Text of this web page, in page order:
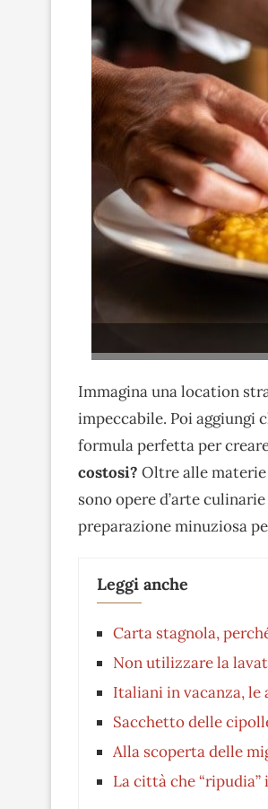
Immagina una location
impeccabile. Poi aggiungi
formula perfetta per
costosi? Oltre alle
sono opere d’arte
preparazione minuziosa
Leggi anche
Carta stagnola,
Non utilizzare la
Italiani in vacanza, le
Sacchetto delle
Alla scoperta delle
La città che